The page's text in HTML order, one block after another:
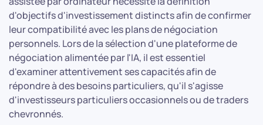
d'objectifs d'investissement distincts afin de confirmer
leur compatibilité avec les plans de négociation
personnels. Lors de la sélection d'une plateforme de
négociation alimentée par l'IA, il est essentiel
d'examiner attentivement ses capacités afin de
répondre à des besoins particuliers, qu'il s'agisse
d'investisseurs particuliers occasionnels ou de traders
chevronnés.